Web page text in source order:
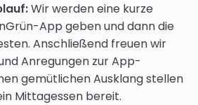
Wir werden eine kurze
App geben und dann die
Anschließend freuen wir
Anregungen zur App-
gemütlichen Ausklang stellen
Mittagessen bereit.